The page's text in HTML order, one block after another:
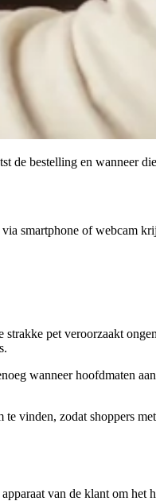
de bestelling en wanneer
smartphone of webcam
pet veroorzaakt
wanneer hoofdmaten
vinden, zodat shoppers
van de klant om het